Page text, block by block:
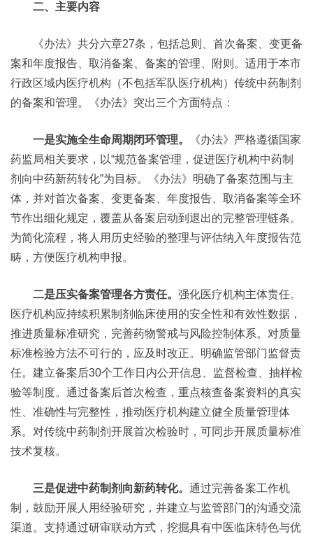
二、主要内容
《办法》共分六章27条，包括总则、首次备案、变更备
案和年度报告、取消备案、备案的管理、附则。适用于本市
行政区域内医疗机构（不包括军队医疗机构）传统中药制剂
的备案和管理。《办法》突出三个方面特点：
一是实施全生命周期闭环管理。
《办法》严格遵循国家
药监局相关要求，以“规范备案管理，促进医疗机构中药制
剂向中药新药转化”为目标。《办法》明确了备案范围与主
体，并对首次备案、变更备案、年度报告、取消备案等全环
节作出细化规定，覆盖从备案启动到退出的完整管理链条。
为简化流程，将人用历史经验的整理与评估纳入年度报告范
畴，方便医疗机构申报。
二是压实备案管理各方责任。 强化医疗机构主体责任。
医疗机构应持续积累制剂临床使用的安全性和有效性数据，
推进质量标准研究，完善药物警戒与风险控制体系。对质量
标准检验方法不可行的，应及时改正。明确监管部门监督责
任。建立备案后30个工作日内公开信息、监督检查、抽样检
验等制度。通过备案后首次检查，重点核查备案资料的真实
性、准确性与完整性，推动医疗机构建立健全质量管理体
系。对传统中药制剂开展首次检验时，可同步开展质量标准
技术复核。
三是促进中药制剂向新药转化。 通过完善备案工作机
制，鼓励开展人用经验研究，并建立与监管部门的沟通交流
渠道。支持通过研审联动方式，挖掘具有中医临床特色与优